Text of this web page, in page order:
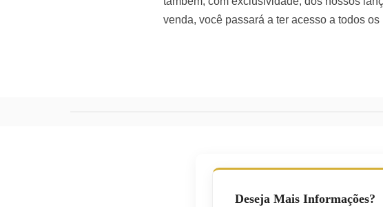
venda, você passará a ter acesso a todos
Deseja Mais Informações?